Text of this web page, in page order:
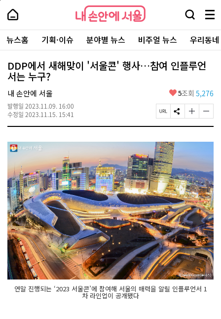
본
로
가
내
손
안
에
서
울
-
서
울
시
대
표
소
통
포
내
손
에
울
검
창
열
기
메
뉴
전
체
보
주
요
서
뉴스홈 기획·이슈 분야별 뉴스 비주얼 뉴스 우리동
DDP에서 새해맞이 '서울콘' 행사…참여 인플루언
서는 누구?
내 손안에 서울
발행일 2023.11.09. 16:00
수정일 2023.11.15. 15:41
좋
요
5조회 5,276
페
이
U
R
L
복
사
S
N
공
하
기
글
자
기
게
변
경
하
기
글
자
기
변
경
하
기
연말 진행되는 ‘2023 서울콘’에 참여해 서울의 매력을 알릴 인플루언서 1
차 라인업이 공개됐다
페
상
단
로